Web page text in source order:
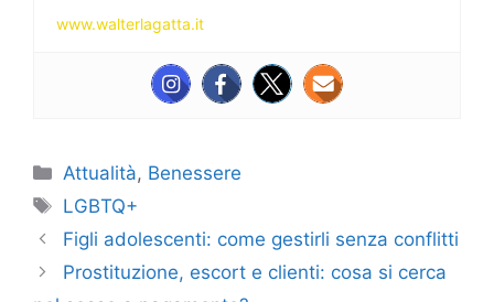
www.walterlagatta.it
Categorie
Attualità, Benessere
Tag
LGBTQ+
Figli adolescenti: come gestirli senza conflitti
Prostituzione, escort e clienti: cosa si cerca